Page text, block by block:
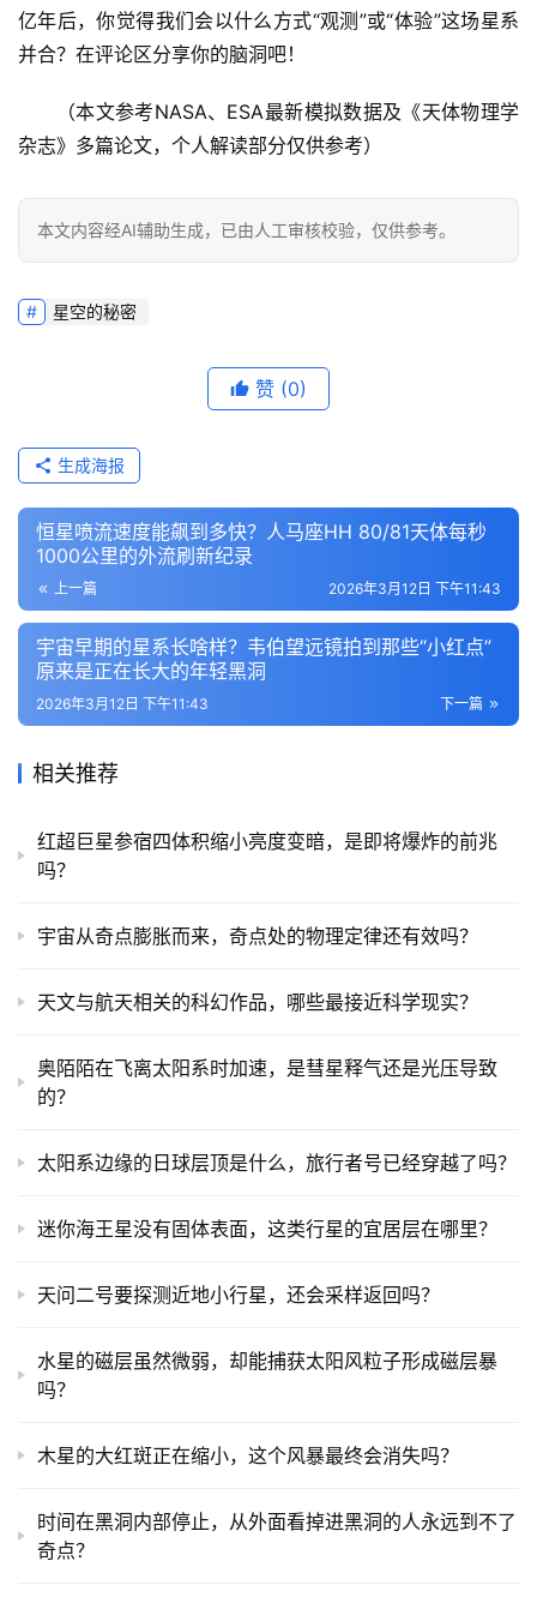
亿年后，你觉得我们会以什么方式“观测”或“体验”这场星系
并合？在评论区分享你的脑洞吧！
（本文参考NASA、ESA最新模拟数据及《天体物理学
杂志》多篇论文，个人解读部分仅供参考）
本文内容经AI辅助生成，已由人工审核校验，仅供参考。
星空的秘密
赞 (0)
生成海报
恒星喷流速度能飙到多快？人马座HH 80/81天体每秒
1000公里的外流刷新纪录
上一篇 2026年3月12日 下午11:43
宇宙早期的星系长啥样？韦伯望远镜拍到那些“小红点”
原来是正在长大的年轻黑洞
下一篇
2026年3月12日 下午11:43
相关推荐
红超巨星参宿四体积缩小亮度变暗，是即将爆炸的前兆
吗？
宇宙从奇点膨胀而来，奇点处的物理定律还有效吗？
天文与航天相关的科幻作品，哪些最接近科学现实？
奥陌陌在飞离太阳系时加速，是彗星释气还是光压导致
的？
太阳系边缘的日球层顶是什么，旅行者号已经穿越了吗？
迷你海王星没有固体表面，这类行星的宜居层在哪里？
天问二号要探测近地小行星，还会采样返回吗？
水星的磁层虽然微弱，却能捕获太阳风粒子形成磁层暴
吗？
木星的大红斑正在缩小，这个风暴最终会消失吗？
时间在黑洞内部停止，从外面看掉进黑洞的人永远到不了
奇点？